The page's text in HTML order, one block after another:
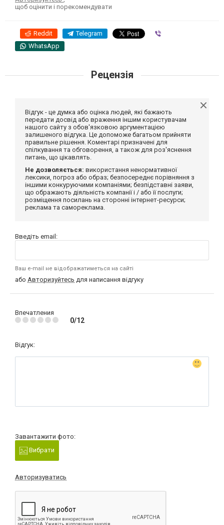
щоб оцінити і порекомендувати
Reddit Telegram
WhatsApp
Рецензія
Відгук - це думка або оцінка людей, які бажають
передати досвід або враження іншим користувачам
нашого сайту з обов'язковою аргументацією
залишеного відгука. Це допоможе багатьом прийняти
правильне рішення. Коментарі призначені для
спілкування та обговорення, а також для роз'яснення
питань, що цікавлять.
Не дозволяється: використання ненормативної
лексики, погроз або образ; безпосереднє порівняння з
іншими конкуруючими компаніями; безпідставні заяви,
що ображають діяльність компанії і / або її послуги;
розміщення посилань на сторонні інтернет-ресурси;
реклама та самореклама.
Введіть email:
Ваш e-mail не відображатиметься на сайті
або Авторизуйтесь для написання відгуку
Впечатления
0/12
Відгук:
Завантажити фото:
Вибрати
Авторизуватись